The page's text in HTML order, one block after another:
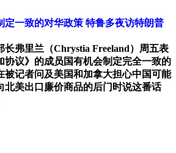
定一致的对华政策 特鲁多夜访特朗普
长弗里兰（Chrystia Freeland）周五表
协议》的成员国有机会制定完全一致的
被记者问及美国和加拿大担心中国可能
北美出口廉价商品的后门时说这番话